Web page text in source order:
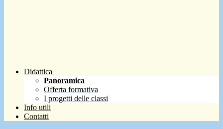
Didattica
Panoramica
Offerta formativa
I progetti delle classi
Info utili
Contatti